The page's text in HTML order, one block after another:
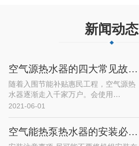
新闻动态
空气源热水器的四大常见故障及解决…
随着入围节能补贴惠民工程，空气源热
水器逐渐走入千家万户。会使用…
2021-06-01
空气能热泵热水器的安装必须注意的…